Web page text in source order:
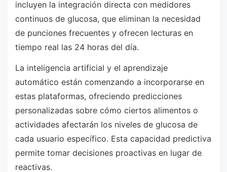
incluyen la integración directa con medidores
continuos de glucosa, que eliminan la necesidad
de punciones frecuentes y ofrecen lecturas en
tiempo real las 24 horas del día.
La inteligencia artificial y el aprendizaje
automático están comenzando a incorporarse en
estas plataformas, ofreciendo predicciones
personalizadas sobre cómo ciertos alimentos o
actividades afectarán los niveles de glucosa de
cada usuario específico. Esta capacidad predictiva
permite tomar decisiones proactivas en lugar de
reactivas.